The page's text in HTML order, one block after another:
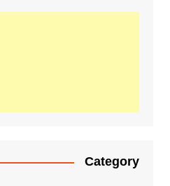
Category